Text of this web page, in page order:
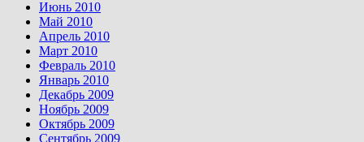
Июнь 2010
Май 2010
Апрель 2010
Март 2010
Февраль 2010
Январь 2010
Декабрь 2009
Ноябрь 2009
Октябрь 2009
Сентябрь 2009